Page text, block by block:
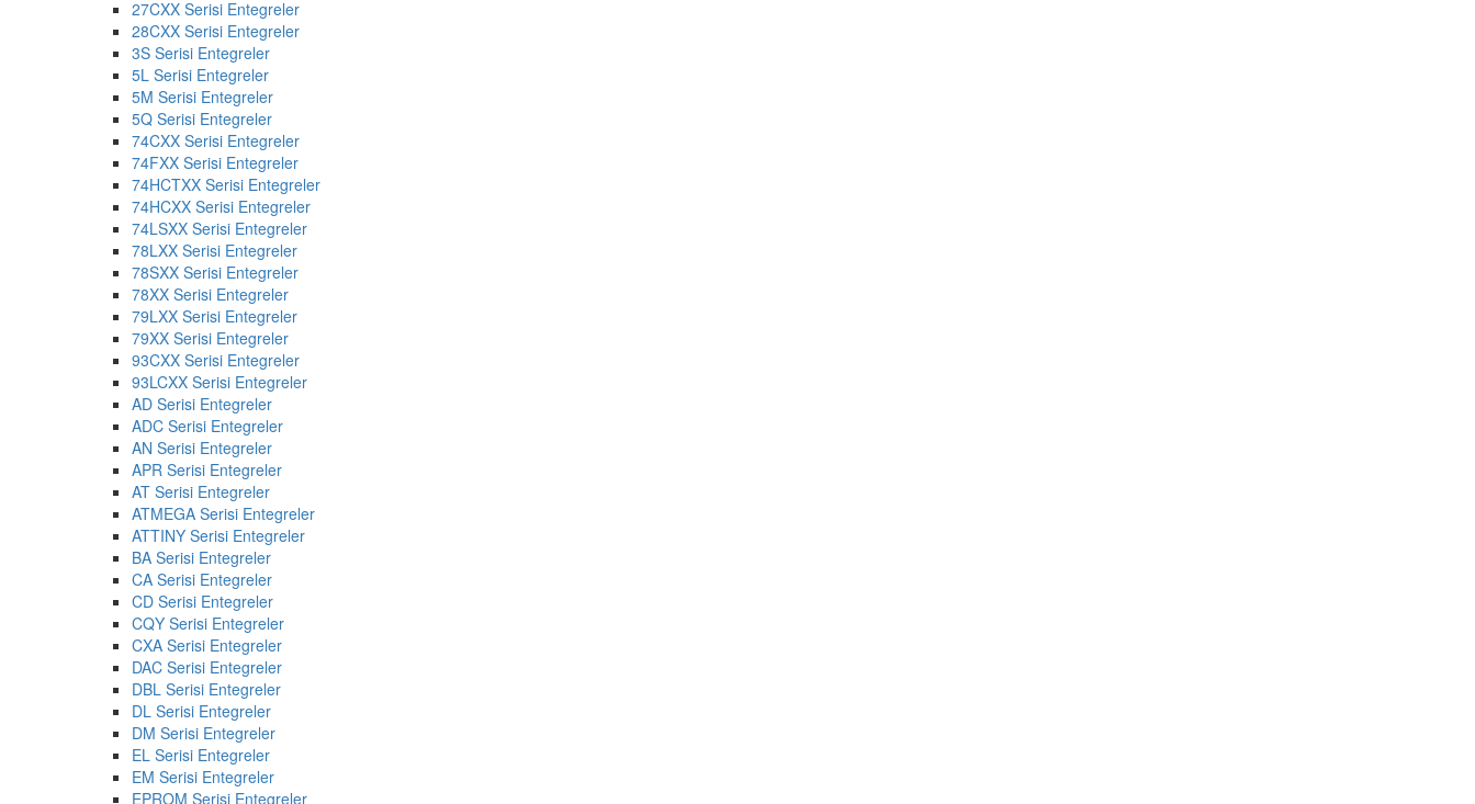
27CXX Serisi Entegreler
28CXX Serisi Entegreler
3S Serisi Entegreler
5L Serisi Entegreler
5M Serisi Entegreler
5Q Serisi Entegreler
74CXX Serisi Entegreler
74FXX Serisi Entegreler
74HCTXX Serisi Entegreler
74HCXX Serisi Entegreler
74LSXX Serisi Entegreler
78LXX Serisi Entegreler
78SXX Serisi Entegreler
78XX Serisi Entegreler
79LXX Serisi Entegreler
79XX Serisi Entegreler
93CXX Serisi Entegreler
93LCXX Serisi Entegreler
AD Serisi Entegreler
ADC Serisi Entegreler
AN Serisi Entegreler
APR Serisi Entegreler
AT Serisi Entegreler
ATMEGA Serisi Entegreler
ATTINY Serisi Entegreler
BA Serisi Entegreler
CA Serisi Entegreler
CD Serisi Entegreler
CQY Serisi Entegreler
CXA Serisi Entegreler
DAC Serisi Entegreler
DBL Serisi Entegreler
DL Serisi Entegreler
DM Serisi Entegreler
EL Serisi Entegreler
EM Serisi Entegreler
EPROM Serisi Entegreler